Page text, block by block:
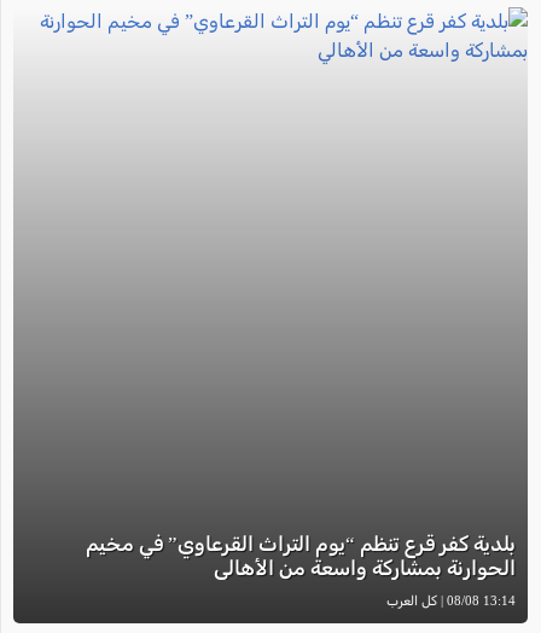
بلدية كفر قرع تنظم “يوم التراث القرعاوي” في مخيم
الحوارنة بمشاركة واسعة من الأهالي
13:14 08/08 | كل العرب